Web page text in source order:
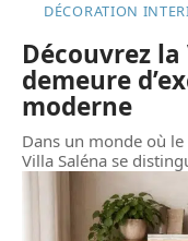
DÉCORATION
Découvrez
demeure
moderne
Dans un monde où
Villa Saléna se